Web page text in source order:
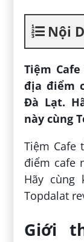
Nội
Tiệm
địa điểm
Đà Lạt.
này cùng
Tiệm Cafe
điểm cafe
Hãy cùng
Topdalat
Giới